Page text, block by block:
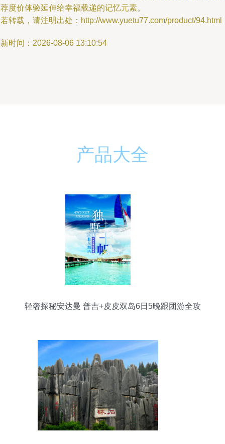
度价体验延伸给幸福载递的记忆元素。
转载，请注明出处：http://www.yuetu77.com/product/94.html
时间：2026-08-06 13:10:54
产品大全
轻奢探秘安达曼 普吉+皮皮双岛6日5晚跟团游全攻